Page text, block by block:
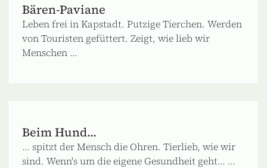
Bären-Paviane
Leben frei in Kapstadt. Putzige Tierchen. Werden
von Touristen gefüttert. Zeigt, wie lieb wir
Menschen ...
Beim Hund...
... spitzt der Mensch die Ohren. Tierlieb, wie wir
sind. Wenn's um die eigene Gesundheit geht... ...